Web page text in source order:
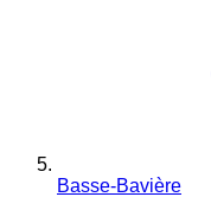
Basse-Bavière